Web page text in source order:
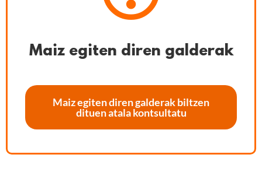
Maiz egiten diren galderak
Maiz egiten diren galderak biltzen
dituen atala kontsultatu